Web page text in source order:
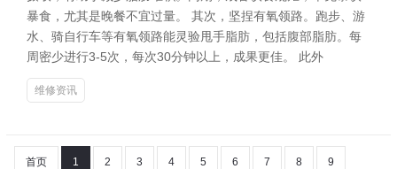
暴食，尤其是晚餐不宜过量。 其次，坚捏有氧领路。跑步、游
水、骑自行车等有氧领路能灵验甩手脂肪，包括腹部脂肪。每
周密少进行3-5次，每次30分钟以上，成果更佳。 此外
维修资讯
首页 1 2 3 4 5 6 7 8 9